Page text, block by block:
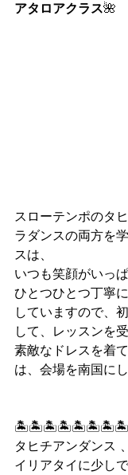
アタロアクラス🌺
スローテンポのタ
ラダンスの両方を
スは、
いつも笑顔がいっ
ひとつひとつ丁寧
していますので、
して、レッスンを
素敵なドレスを着
は、会場を南国に
タヒチアンダンス
イリアタイに少し